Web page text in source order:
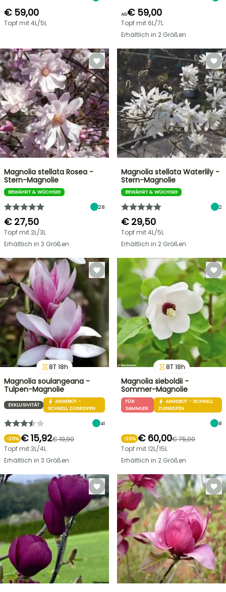
€ 59,00
Topf mit 4L/5L
Ab€ 59,00
Topf mit 6L/7L
Erhältlich in 2 Größen
Magnolia stellata Rosea -
Stern-Magnolie
BEWÄHRT & WÜCHSIG
28
€ 27,50
Topf mit 2L/3L
Erhältlich in 3 Größen
Magnolia stellata Waterlily -
Stern-Magnolie
BEWÄHRT & WÜCHSIG
2
€ 29,50
Topf mit 4L/5L
Erhältlich in 2 Größen
8T18h
Magnolia soulangeana -
Tulpen-Magnolie
EXKLUSIVITÄT
ANGEBOT -
SCHNELL ZUGREIFEN
41
-20% € 15,92€ 19,90
Topf mit 3L/4L
Erhältlich in 3 Größen
8T18h
Magnolia sieboldii -
Sommer-Magnolie
FÜR
SAMMLER
ANGEBOT - SCHNELL
ZUGREIFEN
8
-20% € 60,00€ 75,00
Topf mit 12L/15L
Erhältlich in 2 Größen